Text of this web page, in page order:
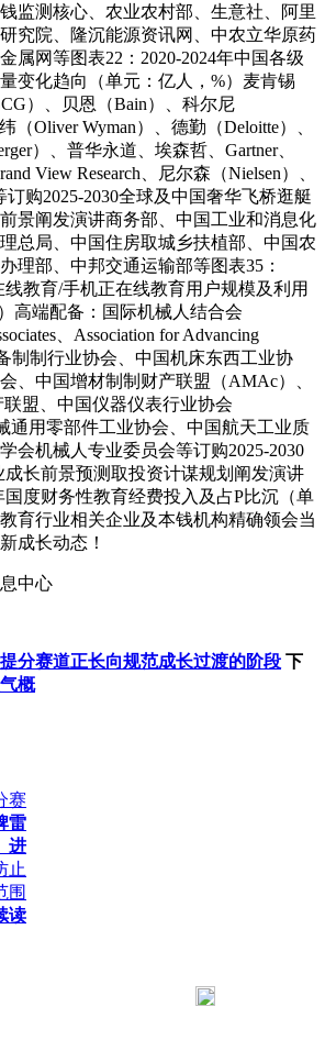
监测核心、农业农村部、生意社、阿里
究院、隆沉能源资讯网、中农立华原药
属网等图表22：2020-2024年中国各级
变化趋向（单元：亿人，%）麦肯锡
）、贝恩（Bain）、科尔尼
（Oliver Wyman）、德勤（Deloitte）、
）、普华永道、埃森哲、Gartner、
View Research、尼尔森（Nielsen）、
订购2025-2030全球及中国奢华飞桥逛艇
景阐发演讲商务部、中国工业和消息化
总局、中国住房取城乡扶植部、中国农
理部、中邦交通运输部等图表35：
线教育/手机正在线教育用户规模及利用
高端配备：国际机械人结合会
、Association for Advancing
制制行业协会、中国机床东西工业协
、中国增材制制财产联盟（AMAc）、
盟、中国仪器仪表行业协会
通用零部件工业协会、中国航天工业质
会机械人专业委员会等订购2025-2030
长前景预测取投资计谋规划阐发演讲
国度财务性教育经费投入及占P比沉（单
育行业相关企业及本钱机构精确领会当
成长动态！
中心
分赛道正长向规范成长过渡的阶段 下
概
赛
雷
进
止
围
读